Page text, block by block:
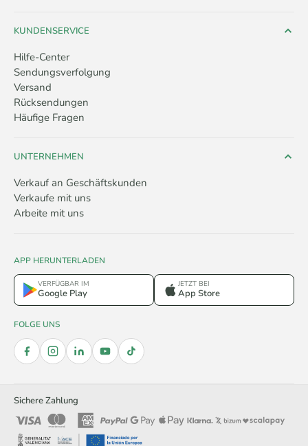
KUNDENSERVICE
Hilfe-Center
Sendungsverfolgung
Versand
Rücksendungen
Häufige Fragen
UNTERNEHMEN
Verkauf an Geschäftskunden
Verkaufe mit uns
Arbeite mit uns
APP HERUNTERLADEN
VERFÜGBAR IM
Google Play
JETZT BEI
App Store
FOLGE UNS
Sichere Zahlung